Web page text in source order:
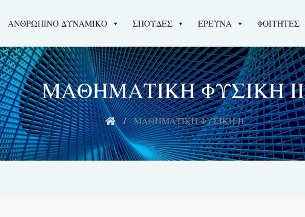
ΑΝΘΡΩΠΙΝΟ ΔΥΝΑΜΙΚΟ ΣΠΟΥΔΕΣ ΕΡΕΥΝΑ ΦΟΙΤΗΤΕΣ
ΜΑΘΗΜΑΤΙΚΗ ΦΥΣΙΚΗ ΙΙ
ΜΑΘΗΜΑΤΙΚΗ ΦΥΣΙΚΗ ΙΙ